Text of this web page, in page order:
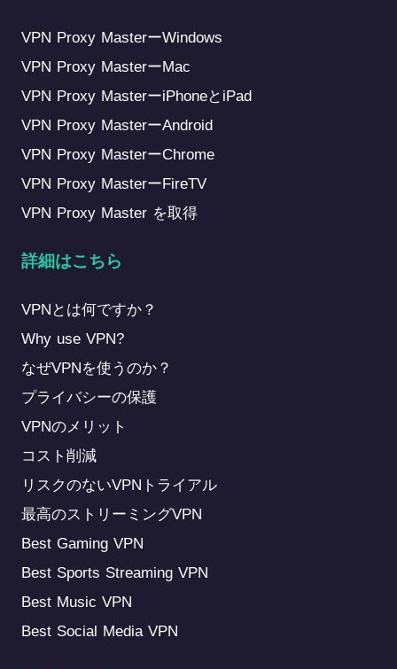
VPN Proxy MasterーWindows
VPN Proxy MasterーMac
VPN Proxy MasterーiPhoneとiPad
VPN Proxy MasterーAndroid
VPN Proxy MasterーChrome
VPN Proxy MasterーFireTV
VPN Proxy Master を取得
詳細はこちら
VPNとは何ですか？
Why use VPN?
なぜVPNを使うのか？
プライバシーの保護
VPNのメリット
コスト削減
リスクのないVPNトライアル
最高のストリーミングVPN
Best Gaming VPN
Best Sports Streaming VPN
Best Music VPN
Best Social Media VPN